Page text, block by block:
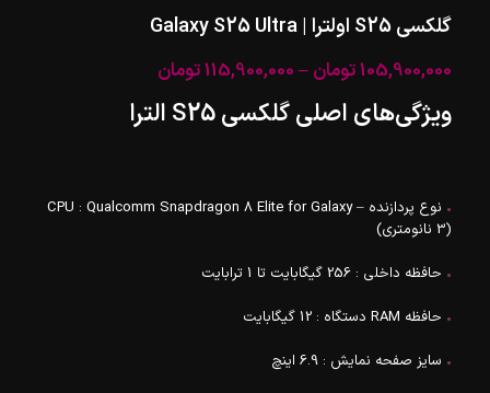
گلکسی S25 اولترا | Galaxy S25 Ultra
105,900,000تومان –
115,900,000تومان
ویژگی‌های اصلی گلکسی S25 الترا
•
نوع پردازنده – CPU : Qualcomm Snapdragon 8 Elite for Galaxy
(3 نانومتری)
• حافظه داخلی : 256 گیگابایت تا 1 ترابایت
• حافظه RAM دستگاه : 12 گیگابایت
• سایز صفحه نمایش : 6.9 اینچ